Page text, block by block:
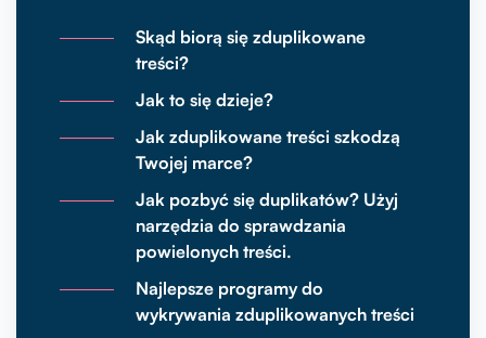
Skąd biorą się zduplikowane
treści?
Jak to się dzieje?
Jak zduplikowane treści szkodzą
Twojej marce?
Jak pozbyć się duplikatów? Użyj
narzędzia do sprawdzania
powielonych treści.
Najlepsze programy do
wykrywania zduplikowanych treści